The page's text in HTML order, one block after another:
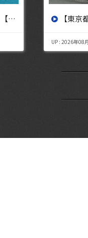
】 【東京都三
UP : 2026年08